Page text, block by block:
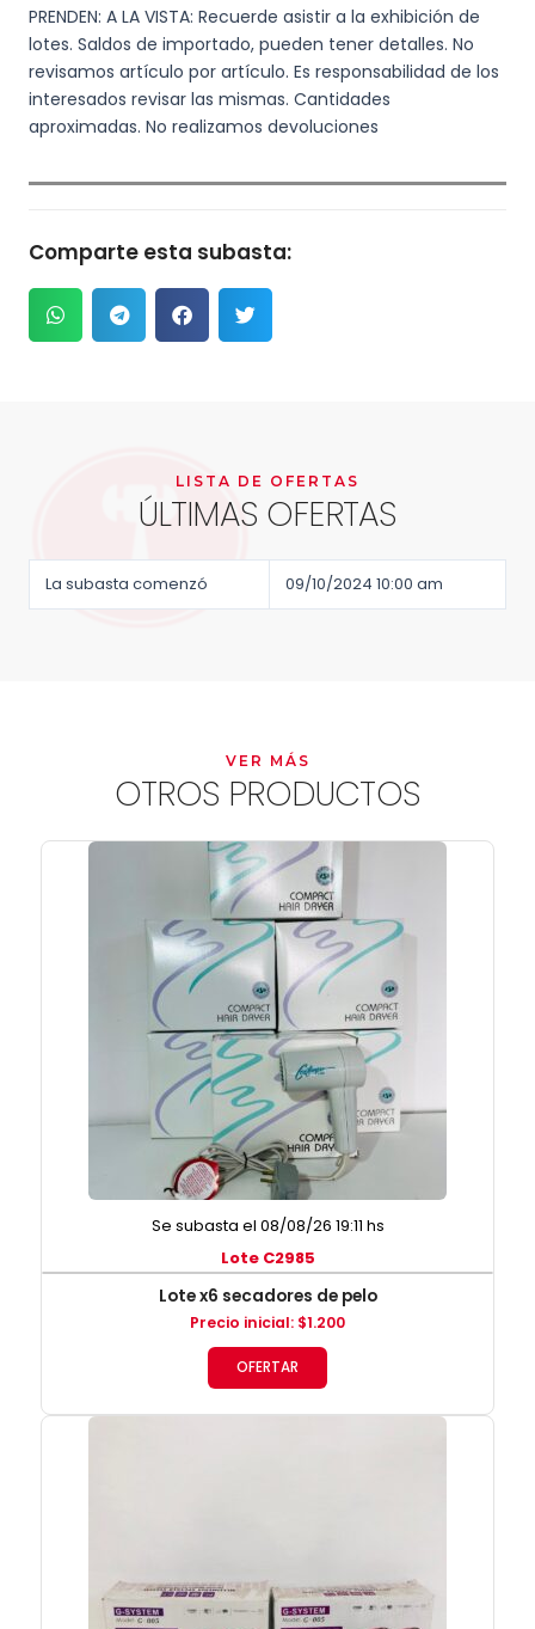
PRENDEN: A LA VISTA: Recuerde asistir a la exhibición de
lotes. Saldos de importado, pueden tener detalles. No
revisamos artículo por artículo. Es responsabilidad de los
interesados revisar las mismas. Cantidades
aproximadas. No realizamos devoluciones
Comparte esta subasta:
LISTA DE OFERTAS
ÚLTIMAS OFERTAS
La subasta comenzó 09/10/2024 10:00 am
VER MÁS
OTROS PRODUCTOS
Se subasta el 08/08/26 19:11 hs
Lote C2985
Lote x6 secadores de pelo
Precio inicial: $1.200
OFERTAR